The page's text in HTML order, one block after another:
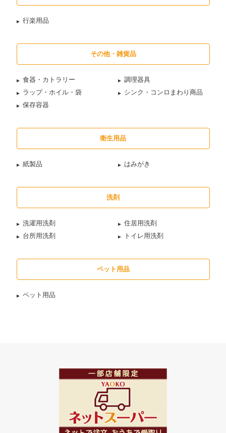
行楽用品
その他・雑貨品
食器・カトラリー
調理器具
ラップ・ホイル・袋
シンク・コンロまわり商品
保存容器
衛生用品
紙製品 はみがき
洗剤
洗濯用洗剤
住居用洗剤
台所用洗剤
トイレ用洗剤
ペット用品
ペット用品